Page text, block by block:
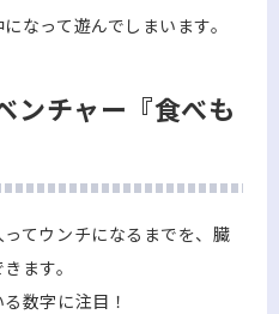
なって遊んでしまいます。
ンチャー『食べも
てウンチになるまでを、臓
ます。
数字に注目！